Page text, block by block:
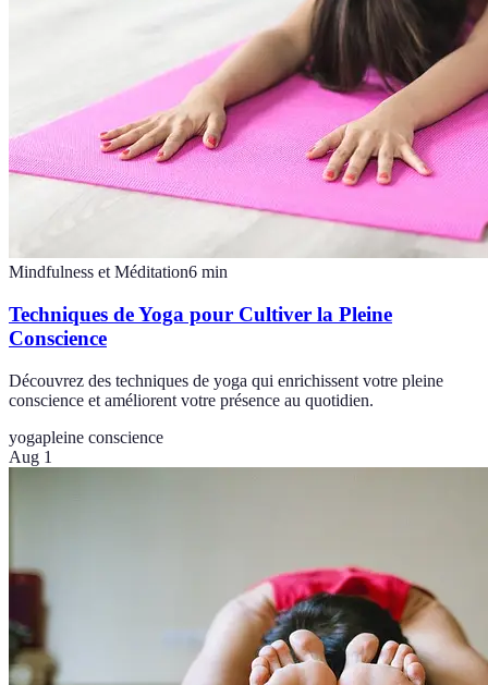
Mindfulness et Méditation6 min
Techniques de Yoga pour Cultiver la Pleine
Conscience
Découvrez des techniques de yoga qui enrichissent votre pleine
conscience et améliorent votre présence au quotidien.
yogapleine conscience
Aug 1